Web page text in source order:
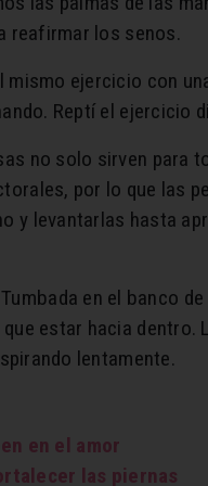
reafirmar los senos.
mismo ejercicio con
Reptí el ejercicio
no solo sirven para
por lo que las
y levantarlas hasta
Tumbada en el banco
estar hacia
lentamente.
en el amor
las piernas